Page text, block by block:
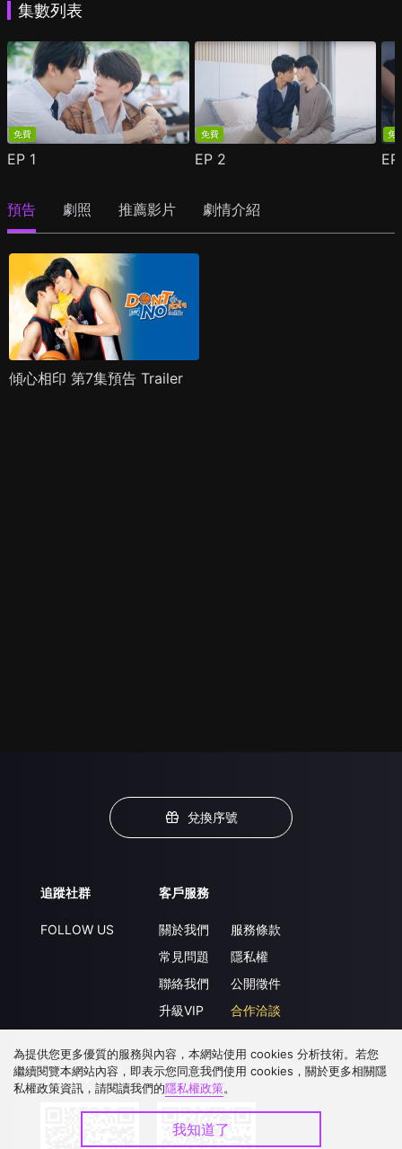
集數列表
免費
EP 1
免費
EP 2
免
預告 劇照 推薦影片 劇情介紹
傾心相印 第7集預告 Trailer
兌換序號
追蹤社群
FOLLOW US
客戶服務
關於我們
常見問題
聯絡我們
升級VIP
服務條款
隱私權
公開徵件
合作洽談
下載 APP
為提供您更多優質的服務與內容，本網站使用 cookies 分析技術。若您
繼續閱覽本網站內容，即表示您同意我們使用 cookies，關於更多相關隱
私權政策資訊，請閱讀我們的隱私權政策。
我知道了